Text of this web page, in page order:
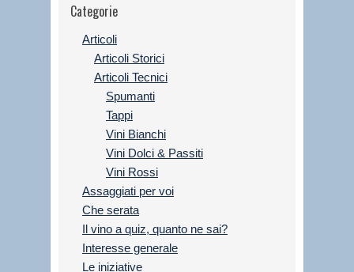
Categorie
Articoli
Articoli Storici
Articoli Tecnici
Spumanti
Tappi
Vini Bianchi
Vini Dolci & Passiti
Vini Rossi
Assaggiati per voi
Che serata
Il vino a quiz, quanto ne sai?
Interesse generale
Le iniziative